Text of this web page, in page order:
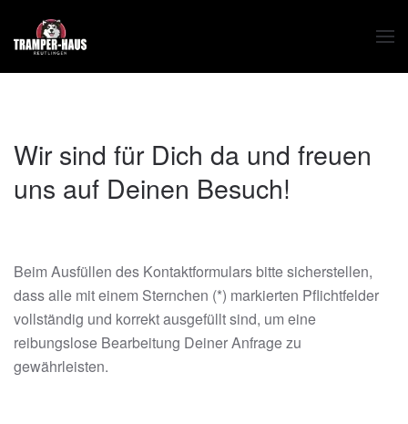
Zum Hauptinhalt springen
Wir sind für Dich da und freuen
uns auf Deinen Besuch!
Beim Ausfüllen des Kontaktformulars bitte sicherstellen,
dass alle mit einem Sternchen (*) markierten Pflichtfelder
vollständig und korrekt ausgefüllt sind, um eine
reibungslose Bearbeitung Deiner Anfrage zu
gewährleisten.